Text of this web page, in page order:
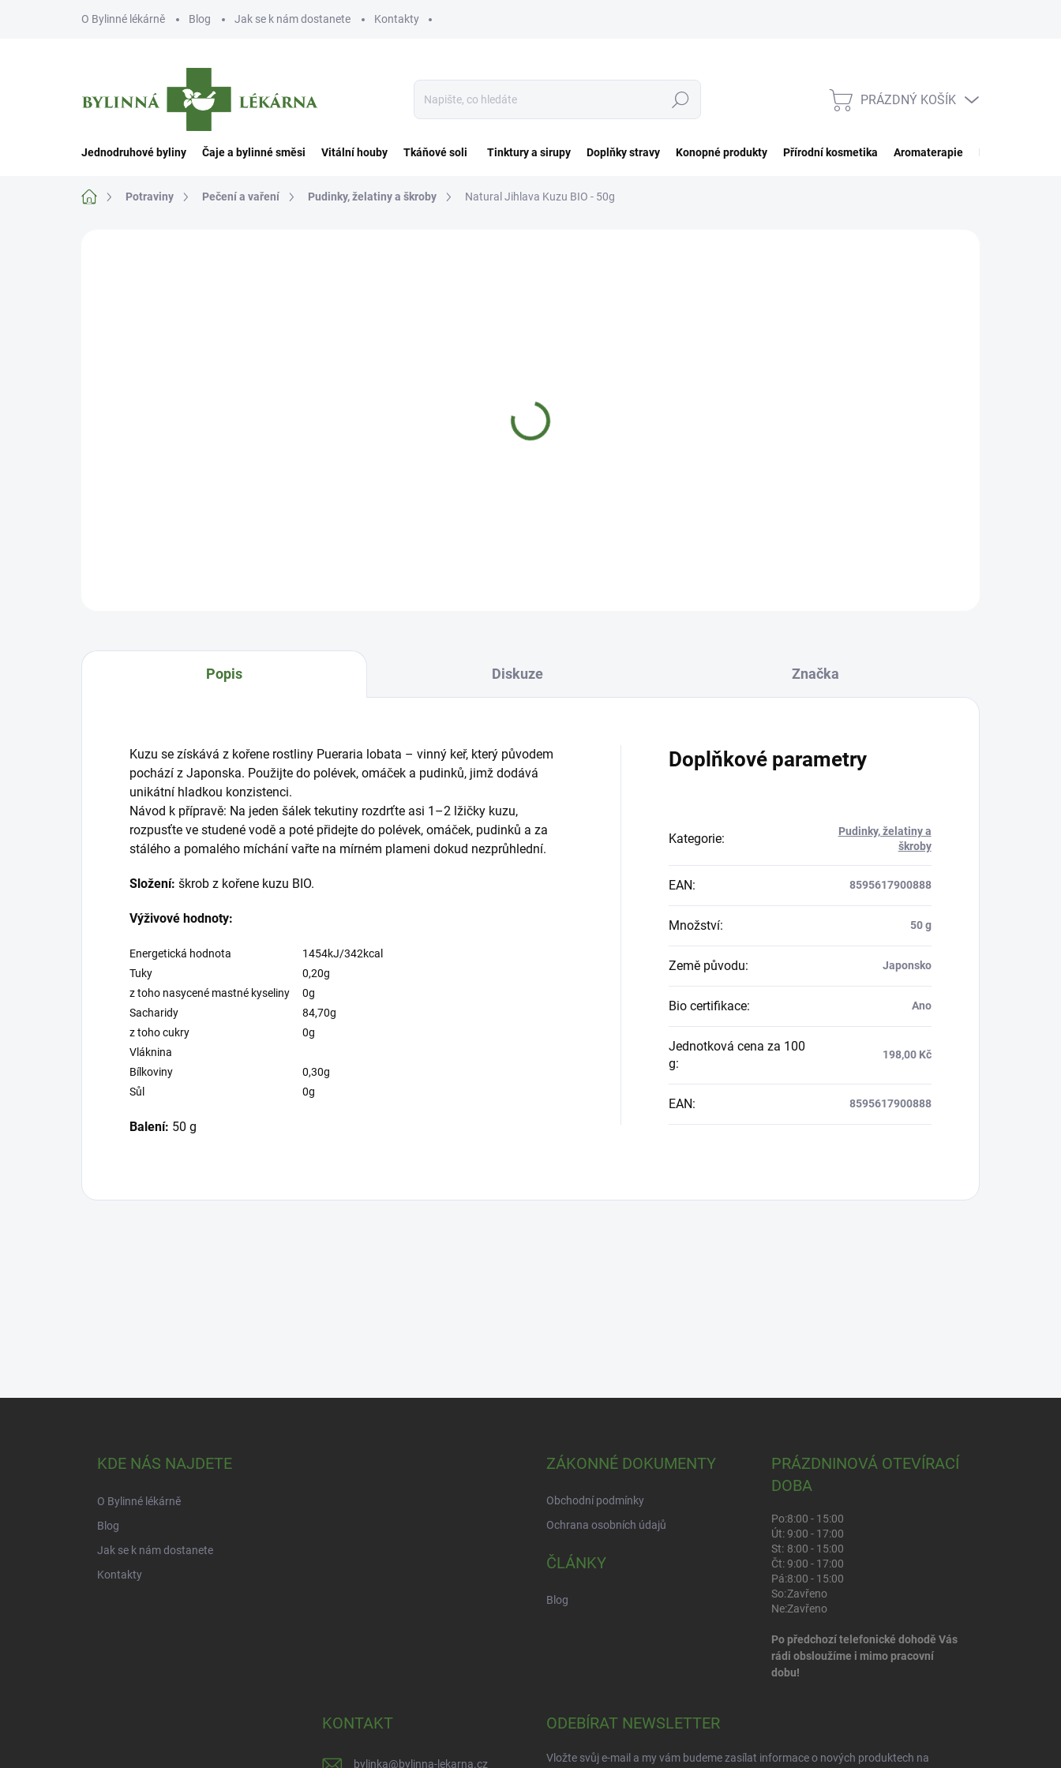
O Bylinné lékárně Blog Jak se k nám dostanete Kontakty
Hledat
NÁKUPNÍ
PRÁZDNÝ KOŠÍK
Jednodruhové byliny Čaje a bylinné směsi Vitální houby Tkáňové soli Tinktury a sirupy Doplňky stravy Konopné produkty Přírodní kosmetika Aromaterapie Potraviny
Domů Potraviny Pečení a vaření Pudinky, želatiny a škroby Natural Jihlava Kuzu BIO - 50g
Popis Diskuze Značka
Kuzu se získává z kořene rostliny Pueraria lobata – vinný keř, který původem
pochází z Japonska. Použijte do polévek, omáček a pudinků, jimž dodává
unikátní hladkou konzistenci.
Návod k přípravě: Na jeden šálek tekutiny rozdrťte asi 1–2 lžičky kuzu,
rozpusťte ve studené vodě a poté přidejte do polévek, omáček, pudinků a za
stálého a pomalého míchání vařte na mírném plameni dokud nezprůhlední.
Složení: škrob z kořene kuzu BIO.
Výživové hodnoty:
Energetická hodnota
1454kJ/342kcal
Tuky
0,20g
z toho nasycené mastné kyseliny
0g
Sacharidy
84,70g
z toho cukry
0g
Vláknina
Bílkoviny
0,30g
Sůl
0g
Balení: 50 g
Doplňkové parametry
Kategorie:
Pudinky, želatiny a
škroby
EAN: 8595617900888
Množství: 50 g
Země původu: Japonsko
Bio certifikace: Ano
Jednotková cena za 100
g:
198,00 Kč
EAN: 8595617900888
KDE NÁS NAJDETE
O Bylinné lékárně
Blog
Jak se k nám dostanete
Kontakty
ZÁKONNÉ DOKUMENTY
Obchodní podmínky
Ochrana osobních údajů
ČLÁNKY
Blog
PRÁZDNINOVÁ OTEVÍRACÍ
DOBA
Po:8:00 - 15:00
Út: 9:00 - 17:00
St: 8:00 - 15:00
Čt: 9:00 - 17:00
Pá:8:00 - 15:00
So:Zavřeno
Ne:Zavřeno
Po předchozí telefonické dohodě Vás
rádi obsloužíme i mimo pracovní
dobu!
KONTAKT
bylinka@bylinna-lekarna.cz
ODEBÍRAT NEWSLETTER
Vložte svůj e-mail a my vám budeme zasílat informace o nových produktech na